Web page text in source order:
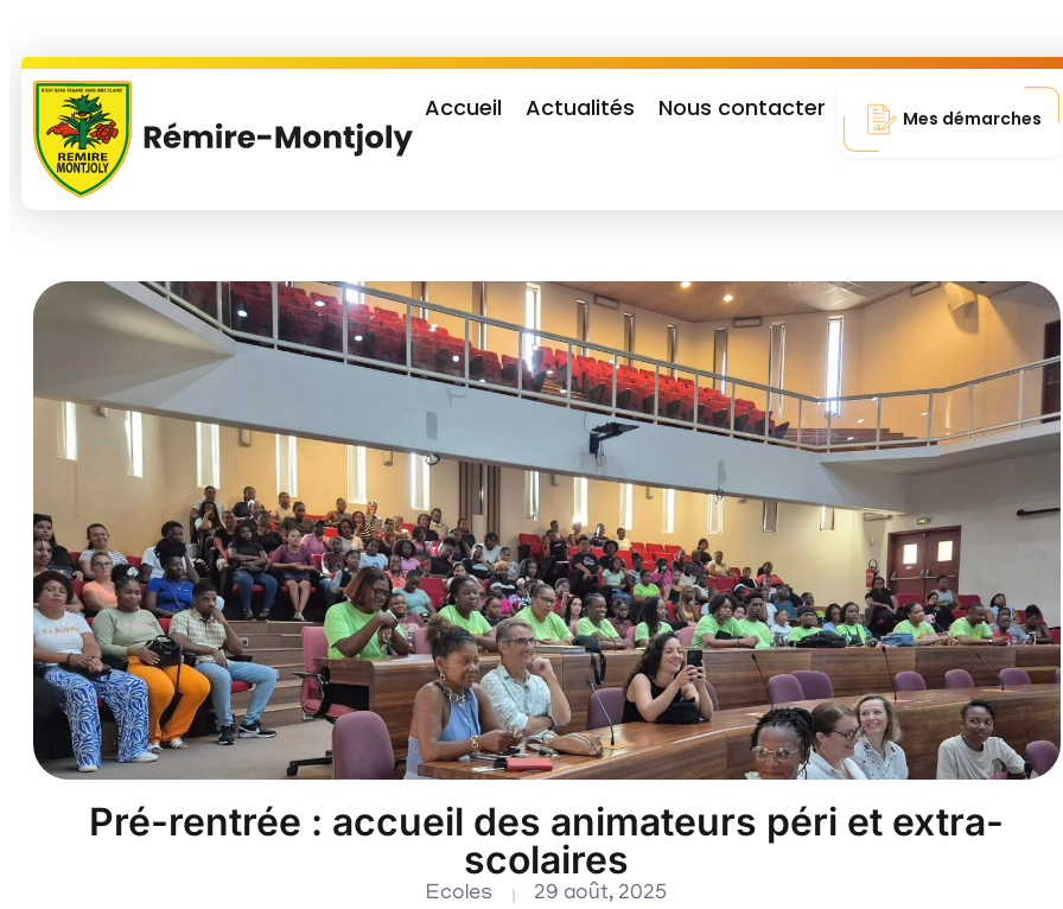
Accueil Actualités Nous contacter Mes démarches
Pré-rentrée : accueil des animateurs péri et extra-
scolaires
Ecoles 29 août, 2025